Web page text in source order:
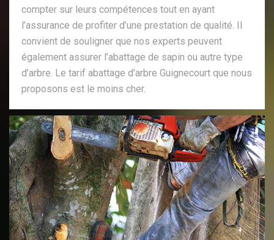
compter sur leurs compétences tout en ayant
l’assurance de profiter d’une prestation de qualité. Il
convient de souligner que nos experts peuvent
également assurer l’abattage de sapin ou autre type
d’arbre. Le tarif abattage d’arbre Guignecourt que nous
proposons est le moins cher.